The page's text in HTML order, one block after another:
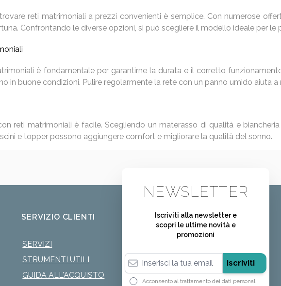
reti matrimoniali a prezzi convenienti è semplice. Con numerose
Confrontando le diverse opzioni, si può scegliere il modello ideale per le
è fondamentale per garantirne la durata e il corretto
in buone condizioni. Pulire regolarmente la rete con un panno umido aiuta
reti matrimoniali è facile. Scegliendo un materasso di qualità e
e topper possono aggiungere comfort e migliorare la qualità del sonno.
SERVIZIO CLIENTI
SERVIZI
STRUMENTI UTILI
GUIDA ALL'ACQUISTO
NEWSLETTER
Iscriviti alla newsletter e
scopri le ultime novità e
promozioni
Indirizzo email
Iscriviti
Acconsento al trattamento dei dati personali